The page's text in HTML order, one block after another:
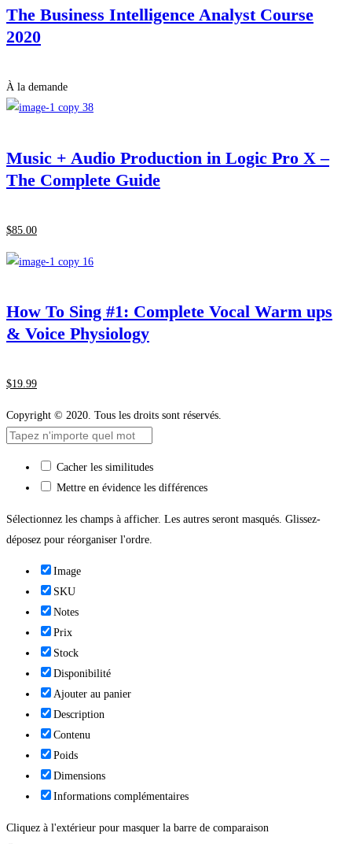
The Business Intelligence Analyst Course
2020
À la demande
Music + Audio Production in Logic Pro X –
The Complete Guide
$85 .00
How To Sing #1: Complete Vocal Warm ups
& Voice Physiology
$19.99
Copyright © 2020. Tous les droits sont réservés.
Cacher les similitudes
Mettre en évidence les différences
Sélectionnez les champs à afficher. Les autres seront masqués. Glissez-
déposez pour réorganiser l'ordre.
Image
SKU
Notes
Prix
Stock
Disponibilité
Ajouter au panier
Description
Contenu
Poids
Dimensions
Informations complémentaires
Cliquez à l'extérieur pour masquer la barre de comparaison